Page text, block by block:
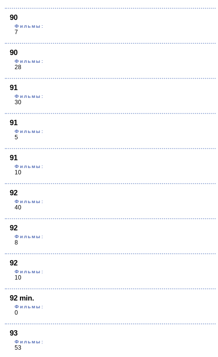
90
Фильмы:
7
90
Фильмы:
28
91
Фильмы:
30
91
Фильмы:
5
91
Фильмы:
10
92
Фильмы:
40
92
Фильмы:
8
92
Фильмы:
10
92 min.
Фильмы:
0
93
Фильмы:
53